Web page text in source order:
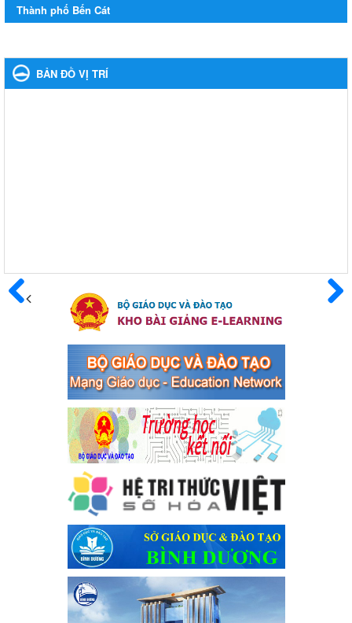
ngày Giải phóng hoàn toàn miền năm - thống nhất đất nước
Giải phóng hoàn toàn miền năm - thống nhất đất nước
(30/4/1975-30/4/2024) và Quốc tế lao động 01/5
8 Khoá XIII"
Ngày ban hành: 04/03/2024
Kế hoạch Triển khai công tác tuyên truyền, đảm bảo trật tự,
an toàn giao thông năm 2024 tại các cơ sở giáo dục trên địa
bàn thị xã Bến Cát
Kế hoạch Triển khai công tác tuyên truyền, đảm bảo trật tự, an
toàn giao thông năm 2024 tại các cơ sở giáo dục trên địa bàn thị
Ngày ban hành: 04/03/2024
Kế hoạch thực hiện Chỉ thị số 16/CT-TTg ngày 27/05/2023
của Thủ tướng Chính phủ về tăng cường phòng ngừa, đấu
tranh tội phạm, vi phạm pháp luật liên quan đến hoạt động
tổ chức đánh bạc và đánh bạc
Kế hoạch thực hiện Chỉ thị số 16/CT-TTg ngày 27/05/2023 của
Thủ tướng Chính phủ về tăng cường phòng ngừa, đấu tranh tội
phạm, vi phạm pháp luật liên quan đến hoạt động tổ chức đánh
bạc và đánh bạc
Ngày ban hành: 04/03/2024
Thành phố Bến Cát
BẢN ĐỒ VỊ TRÍ